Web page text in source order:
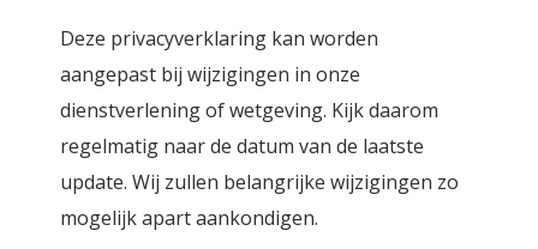
Deze privacyverklaring kan worden
aangepast bij wijzigingen in onze
dienstverlening of wetgeving. Kijk daarom
regelmatig naar de datum van de laatste
update. Wij zullen belangrijke wijzigingen zo
mogelijk apart aankondigen.